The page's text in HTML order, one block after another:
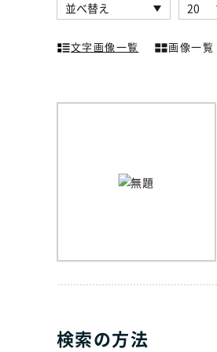
文字画像一覧 画像一覧
検索の方法